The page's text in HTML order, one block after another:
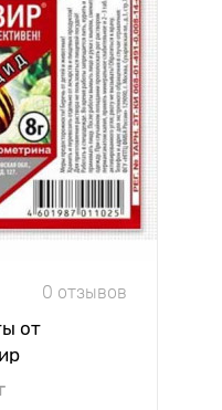
0 отзывов
от